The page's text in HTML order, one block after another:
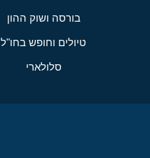
בורסה ושוק ההון
טיולים וחופש בחו"ל
סלולארי